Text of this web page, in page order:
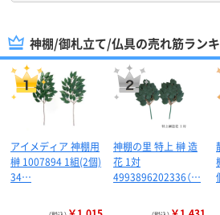
神棚/御札立て/仏具の売れ筋ラン
アイメディア 神棚用
榊 1007894 1組(2個)
34…
神棚の里 特上 榊 造
花 1対
4993896202336（…